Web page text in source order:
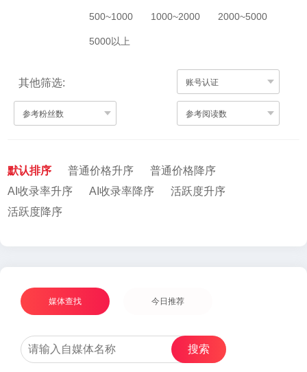
500~1000 1000~2000 2000~5000
5000以上
其他筛选: 账号认证
参考粉丝数 参考阅读数
默认排序 普通价格升序
普通价格降序
AI收录率升序
AI收录率降序
活跃度升序
活跃度降序
媒体查找 今日推荐
搜索